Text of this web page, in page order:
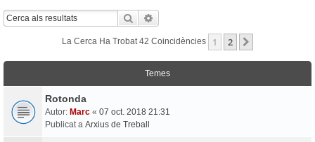
Cerca
La Cerca Ha Trobat 42 Coincidències 1 2
Temes
Rotonda
Autor: Marc « 07 oct. 2018 21:31
Publicat a Arxius de Treball